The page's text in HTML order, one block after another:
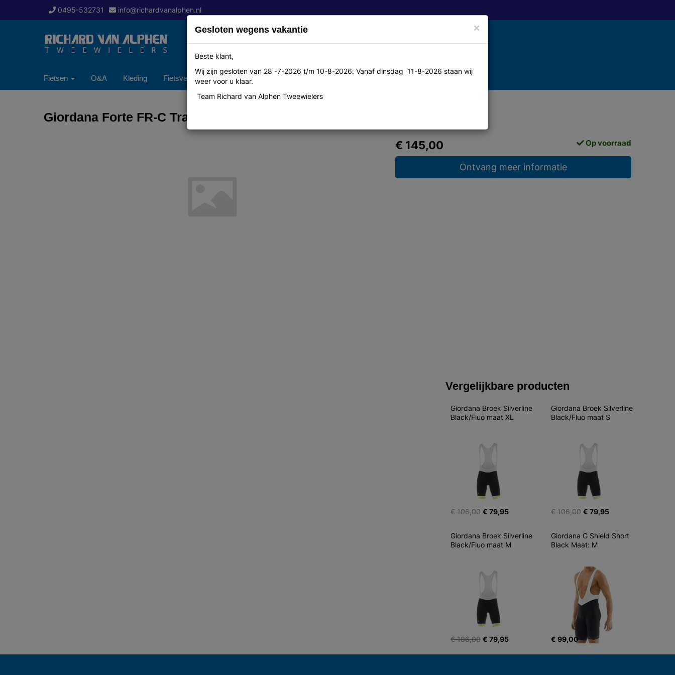
0495-532731 info@richardvanalphen.nl
Fietsen O&A Kleding Fietsverzekering Over ons Contact
Giordana Forte FR-C Trade Long Sleeve Jersey Black/Fluo M
€ 145,00 Op voorraad
Ontvang meer informatie
Vergelijkbare producten
Giordana Broek Silverline
Black/Fluo maat XL
€ 106,00 € 79,95
Giordana Broek Silverline
Black/Fluo maat S
€ 106,00 € 79,95
Giordana Broek Silverline
Black/Fluo maat M
€ 106,00 € 79,95
Giordana G Shield Short
Black Maat: M
€ 99,00
×
Gesloten wegens vakantie
Beste klant,
Wij zijn gesloten van 28 -7-2026 t/m 10-8-2026. Vanaf dinsdag 11-8-2026 staan wij
weer voor u klaar.
Team Richard van Alphen Tweewielers